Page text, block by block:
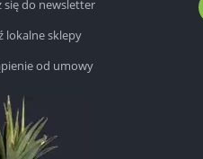
się do newsletter
lokalne sklepy
od umowy